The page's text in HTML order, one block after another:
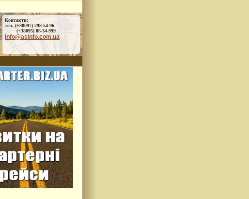
Контакти:
тел. (+38097) 298-54-96
(+38095) 86-34-999
info@asinfo.com.ua